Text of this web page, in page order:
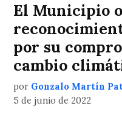
El Municipio
por su
cambio
por Gonzalo Martín
5 de junio de 2022